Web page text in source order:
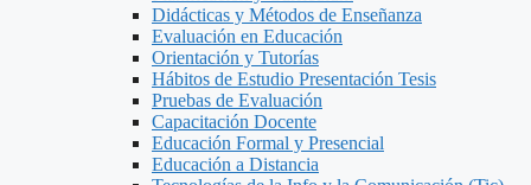
Didácticas y Métodos de Enseñanza
Evaluación en Educación
Orientación y Tutorías
Hábitos de Estudio Presentación Tesis
Pruebas de Evaluación
Capacitación Docente
Educación Formal y Presencial
Educación a Distancia